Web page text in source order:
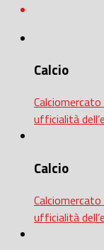
Calcio
ufficialità
Calcio
ufficialità